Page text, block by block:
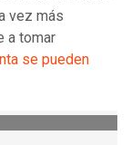
vez más
a tomar
se pueden